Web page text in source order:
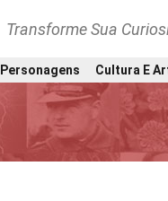
Transforme Sua
Personagens Cultura E